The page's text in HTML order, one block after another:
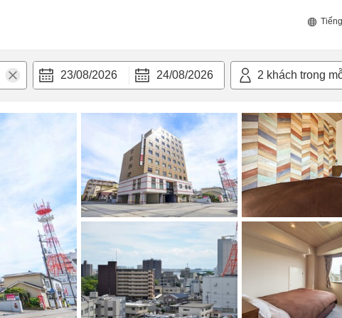
23/08/2026 24/08/2026 2 khách trong
bật Tiện nghi